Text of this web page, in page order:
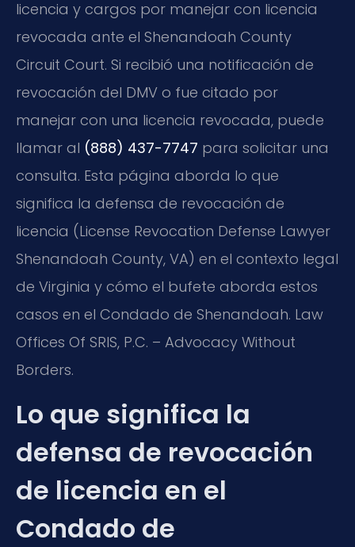
licencia y cargos por manejar con licencia
revocada ante el Shenandoah County
Circuit Court. Si recibió una notificación de
revocación del DMV o fue citado por
manejar con una licencia revocada, puede
llamar al (888) 437-7747 para solicitar una
consulta. Esta página aborda lo que
significa la defensa de revocación de
licencia (License Revocation Defense Lawyer
Shenandoah County, VA) en el contexto legal
de Virginia y cómo el bufete aborda estos
casos en el Condado de Shenandoah. Law
Offices Of SRIS, P.C. – Advocacy Without
Borders.
Lo que significa la
defensa de revocación
de licencia en el
Condado de